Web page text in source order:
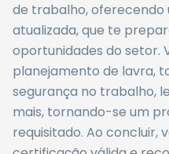
de trabalho,
atualizada, que te
oportunidades do setor.
planejamento de lavra,
segurança no trabalho,
mais, tornando-se um
requisitado. Ao concluir,